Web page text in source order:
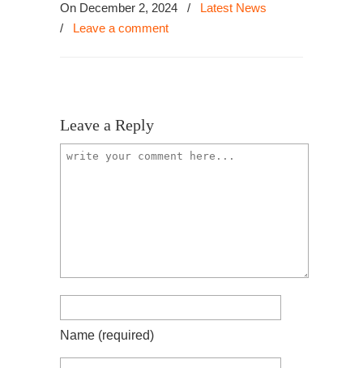
On December 2, 2024 /
Latest News
/ Leave a comment
Leave a Reply
Name (required)